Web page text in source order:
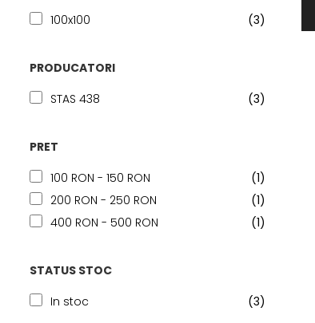
100x100
(3)
PRODUCATORI
STAS 438
(3)
PRET
100 RON - 150 RON
(1)
200 RON - 250 RON
(1)
400 RON - 500 RON
(1)
STATUS STOC
In stoc
(3)